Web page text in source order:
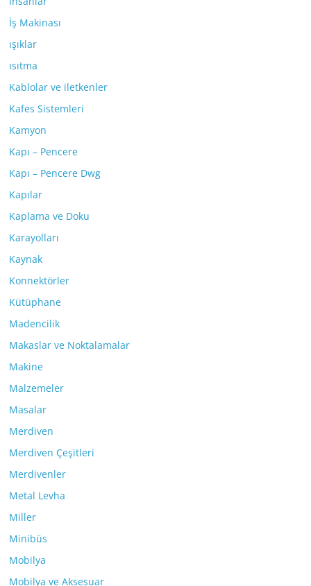
İş Makinası
ışıklar
ısıtma
Kablolar ve iletkenler
Kafes Sistemleri
Kamyon
Kapı – Pencere
Kapı – Pencere Dwg
Kapılar
Kaplama ve Doku
Karayolları
Kaynak
Konnektörler
Kütüphane
Madencilik
Makaslar ve Noktalamalar
Makine
Malzemeler
Masalar
Merdiven
Merdiven Çeşitleri
Merdivenler
Metal Levha
Miller
Minibüs
Mobilya
Mobilya ve Aksesuar